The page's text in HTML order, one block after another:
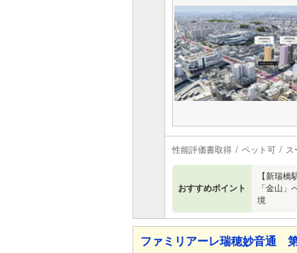
性能評価書取得 ペット可 ス
おすすめポイント
【新瑞
「金山
境
ファミリアーレ瑞穂妙音通